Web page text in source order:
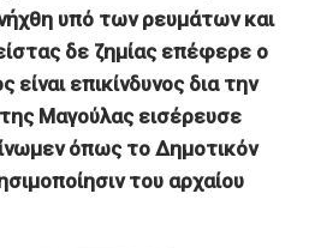
υπό των ρευμάτων και
δε ζημίας επέφερε ο
επικίνδυνος δια την
Μαγούλας εισέρευσε
όπως το Δημοτικόν
του αρχαίου